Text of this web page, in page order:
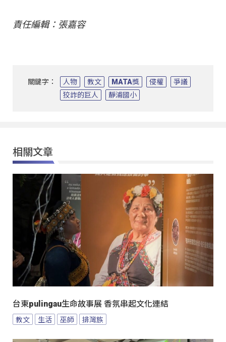
責任編輯：張嘉容
關鍵字： 人物 教文 MATA獎 侵權
爭議
狡詐的巨人
靜浦國小
相關文章
台東pulingau生命故事展 香氛串起文化連結
教文 生活 巫師 排灣族